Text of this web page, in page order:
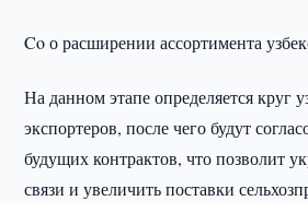
Co о расширении ассортимента
На данном этапе определяется круг
экспортеров, после чего будут
будущих контрактов, что позволит
связи и увеличить поставки